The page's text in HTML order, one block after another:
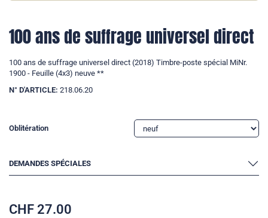
100 ans de suffrage universel direct
100 ans de suffrage universel direct (2018) Timbre-poste spécial MiNr.
1900 - Feuille (4x3) neuve **
N° D'ARTICLE: 218.06.20
Oblitération
DEMANDES SPÉCIALES
CHF 27.00